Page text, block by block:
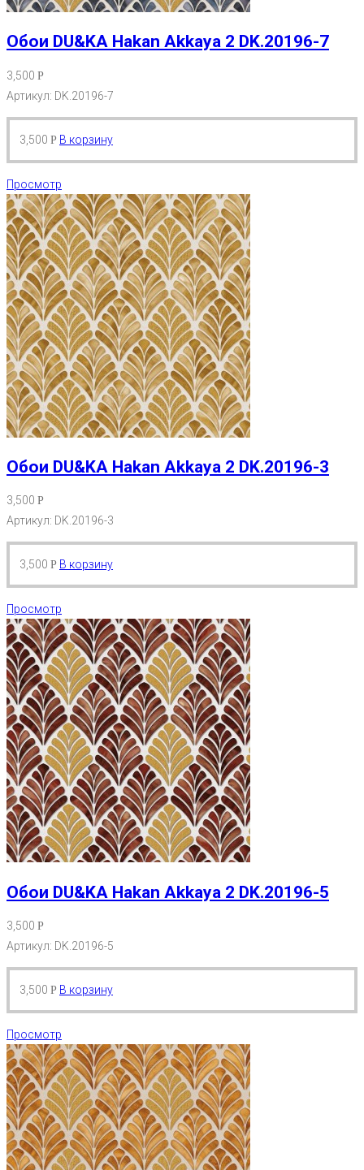
Обои DU&KA Hakan Akkaya 2 DK.20196-7
3,500 Р
Артикул: DK.20196-7
3,500 Р В корзину
Просмотр
Обои DU&KA Hakan Akkaya 2 DK.20196-3
3,500 Р
Артикул: DK.20196-3
3,500 Р В корзину
Просмотр
Обои DU&KA Hakan Akkaya 2 DK.20196-5
3,500 Р
Артикул: DK.20196-5
3,500 Р В корзину
Просмотр